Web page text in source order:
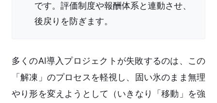
です。評価制度や報酬体系と連動させ、
後戻りを防ぎます。
多くのAI導入プロジェクトが失敗するのは、この
「解凍」のプロセスを軽視し、固い氷のまま無理
やり形を変えようとして（いきなり「移動」を強